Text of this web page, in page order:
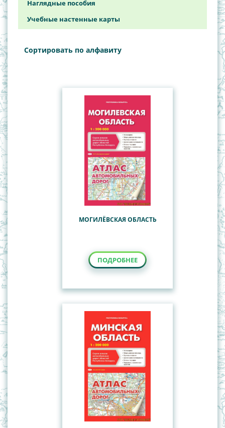
Общегеографические, обзорно-
топографические карты
Беларусь
Туристские карты
Наглядные пособия
Учебные настенные карты
Сортировать по алфавиту
МОГИЛЁВСКАЯ ОБЛАСТЬ
ПОДРОБНЕЕ